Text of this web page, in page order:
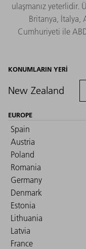
ulaşmanız yeterlidir.
Britanya, İtalya,
Cumhuriyeti ile
KONUMLARIN YERI
New Zealand
EUROPE
Spain
Austria
Poland
Romania
Germany
Denmark
Estonia
Lithuania
Latvia
France